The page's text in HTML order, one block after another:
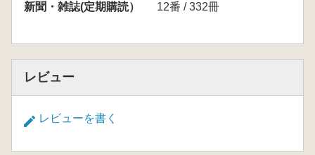
新聞・雑誌(定期購読）
12番 / 332冊
レビュー
レビューを書く